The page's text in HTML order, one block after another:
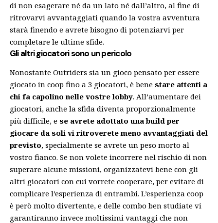
di non esagerare né da un lato né dall’altro, al fine di
ritrovarvi avvantaggiati quando la vostra avventura
starà finendo e avrete bisogno di potenziarvi per
completare le ultime sfide.
Gli altri giocatori sono un pericolo
Nonostante Outriders sia un gioco pensato per essere
giocato in coop fino a 3 giocatori, è bene stare attenti a
chi fa capolino nelle vostre lobby. All’aumentare dei
giocatori, anche la sfida diventa proporzionalmente
più difficile, e se avrete adottato una build per
giocare da soli vi ritroverete meno avvantaggiati del
previsto, specialmente se avrete un peso morto al
vostro fianco. Se non volete incorrere nel rischio di non
superare alcune missioni, organizzatevi bene con gli
altri giocatori con cui vorrete cooperare, per evitare di
complicare l’esperienza di entrambi. L’esperienza coop
è però molto divertente, e delle combo ben studiate vi
garantiranno invece moltissimi vantaggi che non